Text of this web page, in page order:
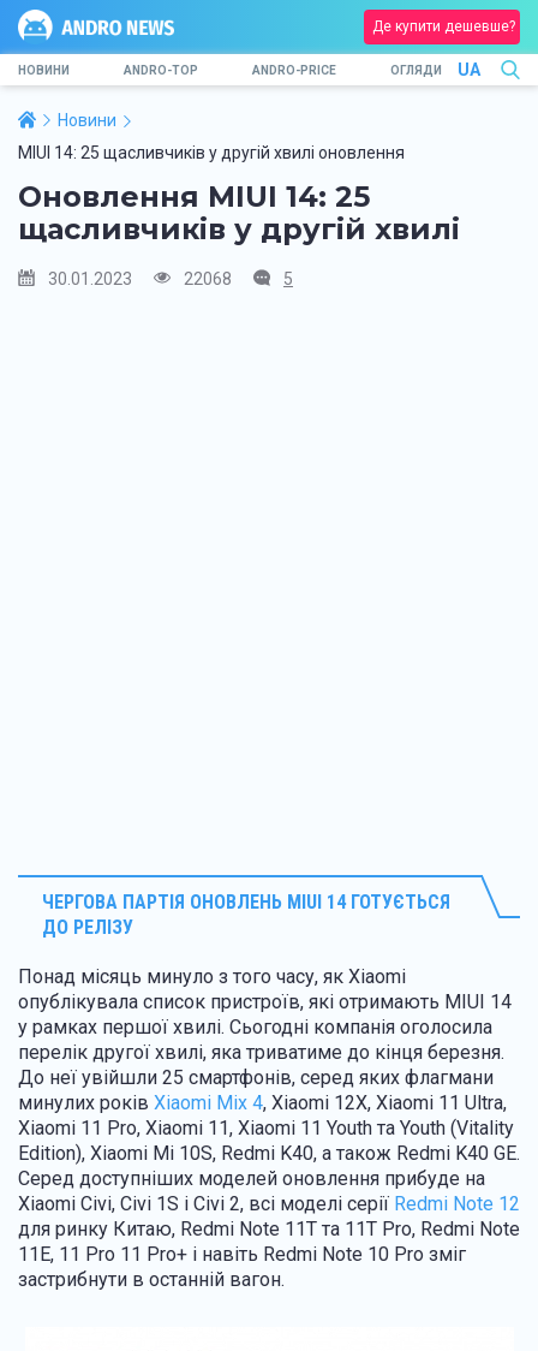
Де купити дешевше?
НОВИНИ ANDRO-TOP ANDRO-PRICE ОГЛЯДИ UA
Новини
MIUI 14: 25 щасливчиків у другій хвилі оновлення
Оновлення MIUI 14: 25
щасливчиків у другій хвилі
30.01.2023 22068 5
ЧЕРГОВА ПАРТІЯ ОНОВЛЕНЬ MIUI 14 ГОТУЄТЬСЯ
ДО РЕЛІЗУ
Понад місяць минуло з того часу, як Xiaomi
опублікувала список пристроїв, які отримають MIUI 14
у рамках першої хвилі. Сьогодні компанія оголосила
перелік другої хвилі, яка триватиме до кінця березня.
До неї увійшли 25 смартфонів, серед яких флагмани
минулих років Xiaomi Mix 4, Xiaomi 12X, Xiaomi 11 Ultra,
Xiaomi 11 Pro, Xiaomi 11, Xiaomi 11 Youth та Youth (Vitality
Edition), Xiaomi Mi 10S, Redmi K40, а також Redmi K40 GE.
Серед доступніших моделей оновлення прибуде на
Xiaomi Civi, Civi 1S і Civi 2, всі моделі серії Redmi Note 12
для ринку Китаю, Redmi Note 11T та 11T Pro, Redmi Note
11E, 11 Pro 11 Pro+ і навіть Redmi Note 10 Pro зміг
застрибнути в останній вагон.